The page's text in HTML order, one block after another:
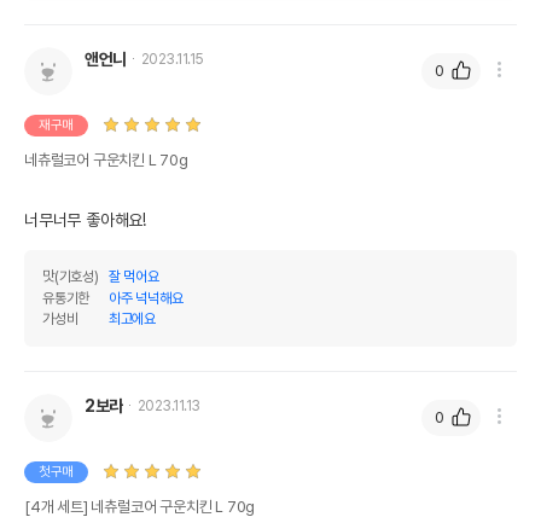
앤언니 2023.11.15
재구매
네츄럴코어 구운치킨 L 70g
너무너무 좋아해요!
맛(기호성)
잘 먹어요
유통기한
아주 넉넉해요
가성비
최고에요
0
2보라 2023.11.13
첫구매
[4개 세트] 네츄럴코어 구운치킨 L 70g
0